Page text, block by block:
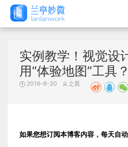
实例教学！视觉设
用“体验地图”工具？
2016-8-30 之晨
如果您想订阅本博客内容，每天自